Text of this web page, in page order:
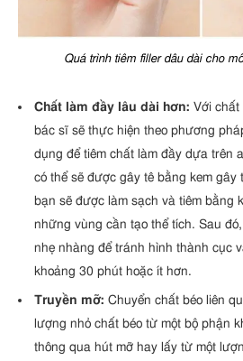
Quá trình tiêm filler dâu dài cho
Chất làm đầy lâu dài hơn: Với chất
bác sĩ sẽ thực hiện theo phương
dụng để tiêm chất làm đầy dựa trên
có thể sẽ được gây tê bằng kem gây
bạn sẽ được làm sạch và tiêm bằng
những vùng cần tạo thể tích. Sau
nhẹ nhàng để tránh hình thành cục
khoảng 30 phút hoặc ít hơn.
Truyền mỡ: Chuyển chất béo liên
lượng nhỏ chất béo từ một bộ phận
thông qua hút mỡ hay lấy từ một